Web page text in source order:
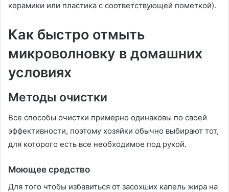
керамики или пластика с соответствующей пометкой).
Как быстро отмыть
микроволновку в домашних
условиях
Методы очистки
Все способы очистки примерно одинаковы по своей
эффективности, поэтому хозяйки обычно выбирают тот,
для которого есть все необходимое под рукой.
Моющее средство
Для того чтобы избавиться от засохших капель жира на